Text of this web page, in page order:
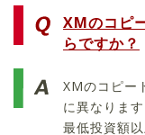
XMのコピ
らですか？
XMのコピー
に異なりま
最低投資額